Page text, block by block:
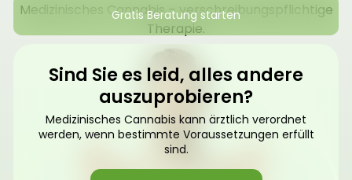
Medizinisches Cannabis – verschreibungspflichtige
Therapie.
Gratis Beratung starten
Sind Sie es leid, alles andere
auszuprobieren?
Medizinisches Cannabis kann ärztlich verordnet
werden, wenn bestimmte Voraussetzungen erfüllt
sind.